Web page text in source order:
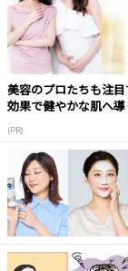
美容のプロたちも注
効果で健やかな肌へ
(PR)